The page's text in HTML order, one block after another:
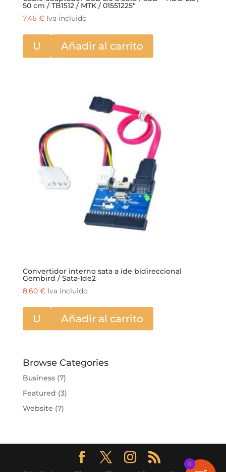
50 cm / TB1512 / MTK / 01551225″
7,46 € Iva incluido
U Añadir al carrito
Convertidor interno sata a ide bidireccional
Gembird / Sata-Ide2
8,60 € Iva incluido
U Añadir al carrito
Browse Categories
Business(7)
Featured (3)
Website (7)
0